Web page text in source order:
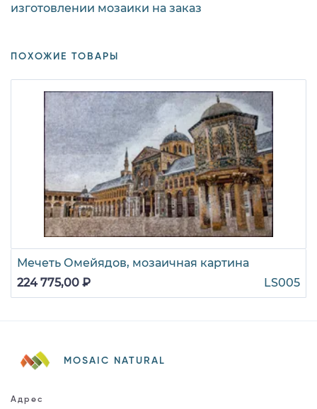
изготовлении мозаики на заказ
ПОХОЖИЕ ТОВАРЫ
Мечеть Омейядов, мозаичная картина
224 775,00 ₽
LS005
MOSAIC NATURAL
Адрес